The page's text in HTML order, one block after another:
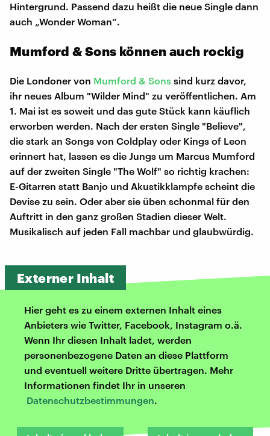
Hintergrund. Passend dazu heißt die neue Single dann
auch „Wonder Woman“.
​Mumford & Sons können auch rockig
Die Londoner von Mumford & Sons sind kurz davor,
ihr neues Album "Wilder Mind" zu veröffentlichen. Am
1. Mai ist es soweit und das gute Stück kann käuflich
erworben werden. Nach der ersten Single "Believe",
die stark an Songs von Coldplay oder Kings of Leon
erinnert hat, lassen es die Jungs um Marcus Mumford
auf der zweiten Single "The Wolf" so richtig krachen:
E-Gitarren statt Banjo und Akustikklampfe scheint die
Devise zu sein. Oder aber sie üben schonmal für den
Auftritt in den ganz großen Stadien dieser Welt.
Musikalisch auf jeden Fall machbar und glaubwürdig.
Externer Inhalt
Hier geht es zu einem externen Inhalt eines
Anbieters wie Twitter, Facebook, Instagram o.ä.
Wenn Ihr diesen Inhalt ladet, werden
personenbezogene Daten an diese Plattform
und eventuell weitere Dritte übertragen. Mehr
Informationen findet Ihr in unseren
Datenschutzbestimmungen.